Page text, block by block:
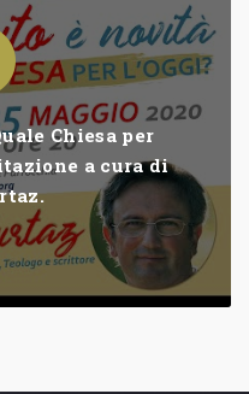
Chiesa per
a cura di